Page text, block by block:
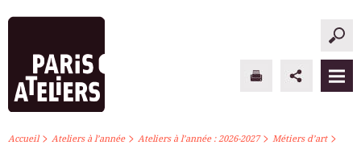
PARIS ATELIERS
Accueil> Ateliers à l’année> Ateliers à l’année : 2026-2027> Métiers d’art>